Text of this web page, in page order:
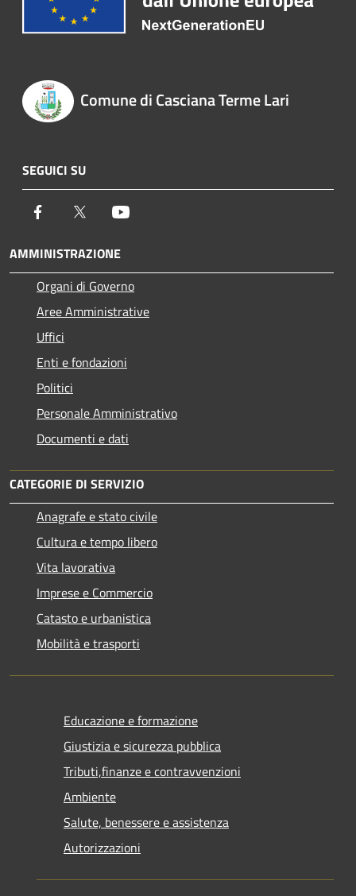
Comune di Casciana Terme Lari
SEGUICI SU
Facebook Twitter
AMMINISTRAZIONE
Organi di Governo
Aree Amministrative
Uffici
Enti e fondazioni
Politici
Personale Amministrativo
Documenti e dati
CATEGORIE DI SERVIZIO
Anagrafe e stato civile
Cultura e tempo libero
Vita lavorativa
Imprese e Commercio
Catasto e urbanistica
Mobilità e trasporti
Educazione e formazione
Giustizia e sicurezza pubblica
Tributi,finanze e contravvenzioni
Ambiente
Salute, benessere e assistenza
Autorizzazioni